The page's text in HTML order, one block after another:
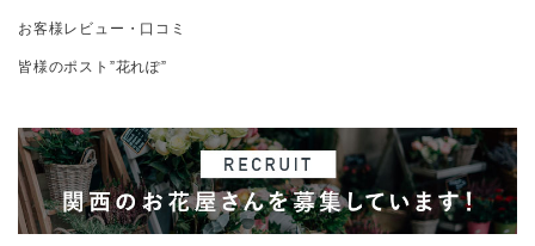
お客様レビュー・口コミ
皆様のポスト”花れぽ”